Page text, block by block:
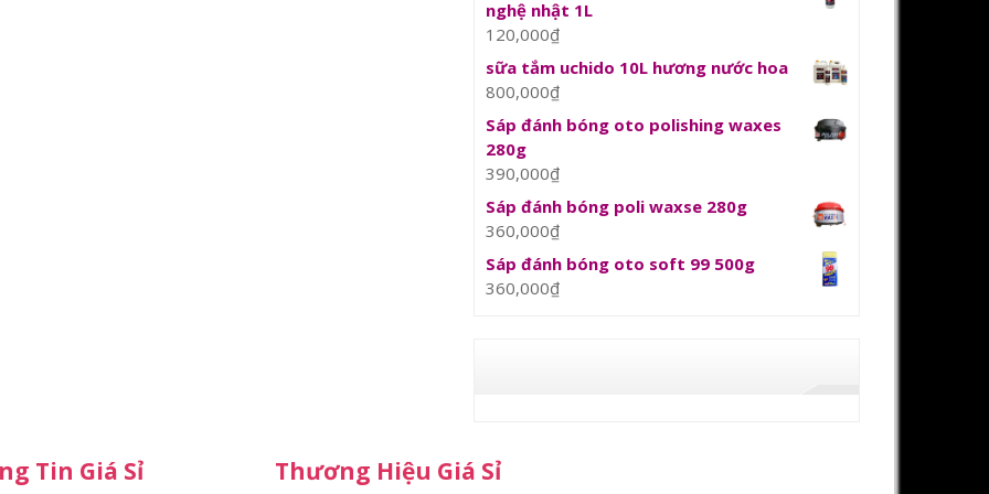
nghệ nhật 1L
120,000₫
sữa tắm uchido 10L hương nước hoa
800,000₫
Sáp đánh bóng oto polishing waxes
280g
390,000₫
Sáp đánh bóng poli waxse 280g
360,000₫
Sáp đánh bóng oto soft 99 500g
360,000₫
Tin Giá Sỉ Thương Hiệu Giá Sỉ